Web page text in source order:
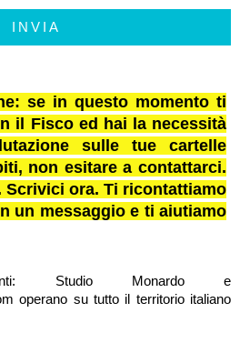
INVIA
se in questo momento ti
il Fisco ed hai la necessità
sulle tue cartelle
non esitare a contattarci.
Scrivici ora. Ti ricontattiamo
un messaggio e ti aiutiamo
Studio Monardo e
operano su tutto il territorio italiano